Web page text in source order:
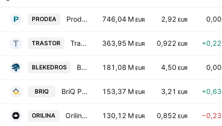
PRODEA Prodea Real Estate Investment Co. SA 746,04 M EUR 2,92 EUR
TRASTOR Trastor Real Estate Investment Company S.A. 363,95 M EUR 0,922 EUR
BLEKEDROS Ble Kedros REIC SA 181,08 M EUR 4,50 EUR
BRIQ BriQ Properties Real Estate Investment Company 153,37 M EUR 3,21 EUR
ORILINA Orilina Properties Real Estate Investment Company 130,12 M EUR 0,852 EUR